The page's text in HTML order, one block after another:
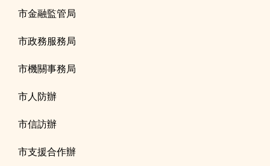
市金融監管局
市政務服務局
市機關事務局
市人防辦
市信訪辦
市支援合作辦